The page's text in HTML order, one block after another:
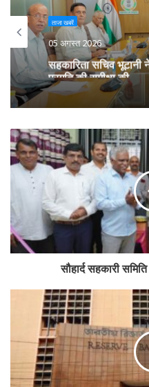
प्रौद्योगिकी से भी जोड़ रहा है। हाल
लिए कई नई ऑनलाइन सेवाएँ लॉन्च की
बता दें कि सोसायटी की स्थापना 23
लिमिटेड के रूप में हुई थी। टीएमसीसी
और कैश निकासी की सुविधा प्रदान कर
Tags cooperative karnataka
ताजा खबरें
05 अगस्त 2026
सहकारिता सचिव भूटानी
प्रगति की समीक्षा की
सौहार्द सहकारी